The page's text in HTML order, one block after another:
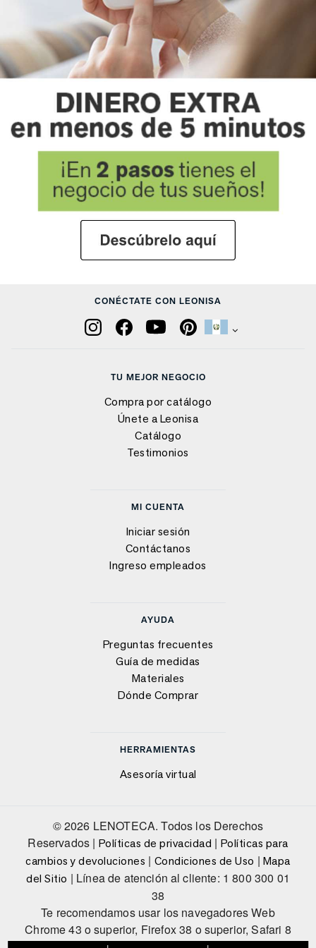
CONÉCTATE CON LEONISA
TU MEJOR NEGOCIO
Compra por catálogo
Únete a Leonisa
Catálogo
Testimonios
MI CUENTA
Iniciar sesión
Contáctanos
Ingreso empleados
AYUDA
Preguntas frecuentes
Guía de medidas
Materiales
Dónde Comprar
HERRAMIENTAS
Asesoría virtual
© 2026 LENOTECA. Todos los Derechos
Reservados | Políticas de privacidad | Políticas para
cambios y devoluciones | Condiciones de Uso | Mapa
del Sitio | Línea de atención al cliente: 1 800 300 01
38
Te recomendamos usar los navegadores Web
Chrome 43 o superior, Firefox 38 o superior, Safari 8